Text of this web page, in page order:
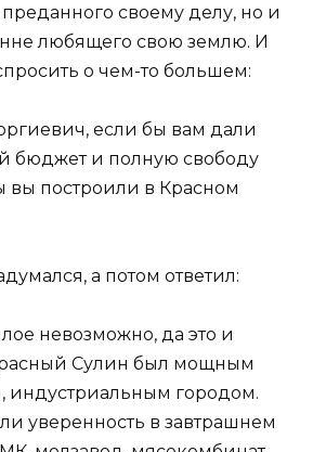
своему делу, но и
любящего свою землю. И
о чем-то большем:
если бы вам дали
бюджет и полную свободу
вы построили в Красном
а потом ответил:
невозможно, да это и
Сулин был мощным
городом.
уверенность в завтрашнем